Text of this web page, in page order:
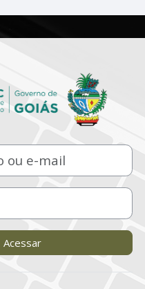
Acesso a
Acessar